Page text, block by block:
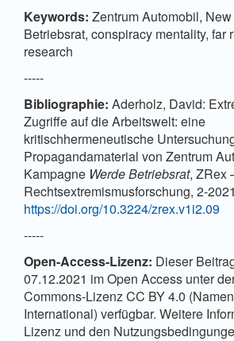
Keywords: Zentrum Automobil,
Betriebsrat, conspiracy mentality, far
research
-----
Bibliographie: Aderholz, David:
Zugriffe auf die Arbeitswelt: eine
kritischhermeneutische
Propagandamaterial von Zentrum
Kampagne Werde Betriebsrat, ZRex
Rechtsextremismusforschung, 2-
https://doi.org/10.3224/zrex.v1i2.09
-----
Open-Access-Lizenz: Dieser
07.12.2021 im Open Access unter
Commons-Lizenz CC BY 4.0
International) verfügbar. Weitere
Lizenz und den